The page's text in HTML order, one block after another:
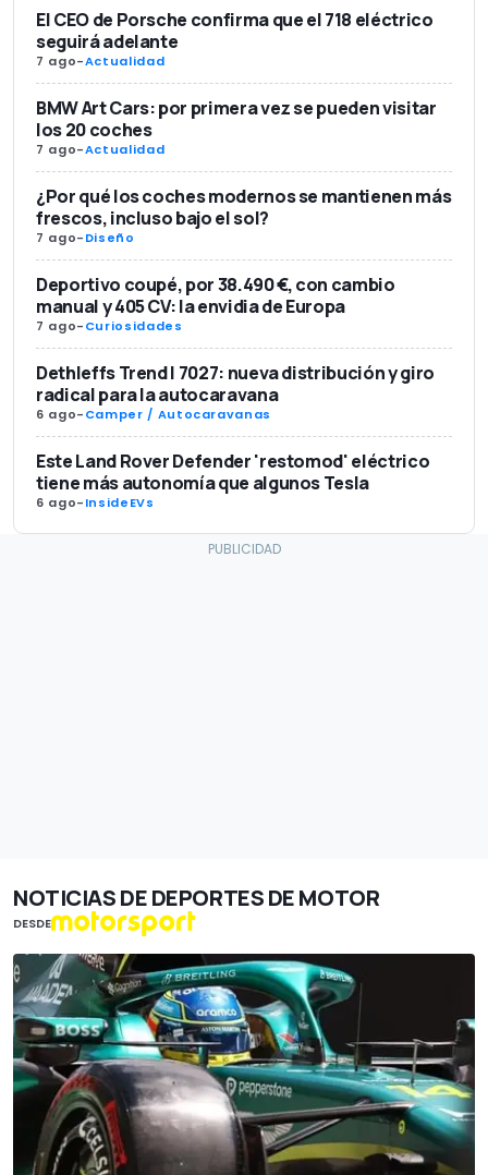
El CEO de Porsche confirma que el 718 eléctrico
seguirá adelante
7 ago-Actualidad
BMW Art Cars: por primera vez se pueden visitar
los 20 coches
7 ago-Actualidad
¿Por qué los coches modernos se mantienen más
frescos, incluso bajo el sol?
7 ago-Diseño
Deportivo coupé, por 38.490 €, con cambio
manual y 405 CV: la envidia de Europa
7 ago-Curiosidades
Dethleffs Trend I 7027: nueva distribución y giro
radical para la autocaravana
6 ago-Camper / Autocaravanas
Este Land Rover Defender 'restomod' eléctrico
tiene más autonomía que algunos Tesla
6 ago-InsideEVs
NOTICIAS DE DEPORTES DE MOTOR
DESDE